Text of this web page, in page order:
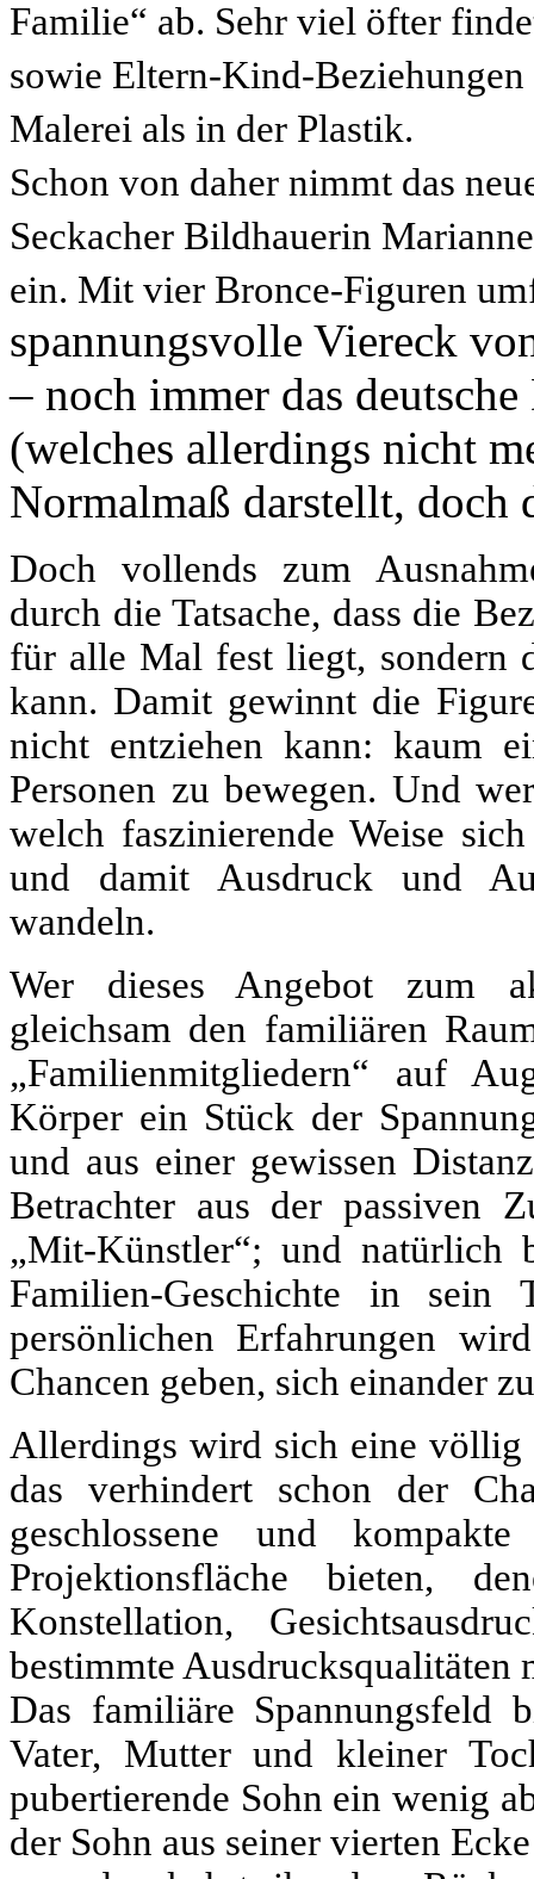
Familie“ ab. Sehr viel öfter
sowie Eltern-Kind-
Malerei als in der Plastik.
Schon von daher nimmt das
Seckacher Bildhauerin
ein. Mit vier Bronce-Figuren
spannungsvolle Viereck
– noch immer das
(welches allerdings nicht
Normalmaß darstellt, doch
Doch vollends zum
durch die Tatsache, dass die
für alle Mal fest liegt, sondern
kann. Damit gewinnt die
nicht entziehen kann: kaum
Personen zu bewegen. Und
welch faszinierende Weise
und damit Ausdruck und
wandeln.
Wer dieses Angebot zum
gleichsam den familiären
„Familienmitgliedern“ auf
Körper ein Stück der
und aus einer gewissen
Betrachter aus der passiven
„Mit-Künstler“; und natürlich
Familien-Geschichte in
persönlichen Erfahrungen
Chancen geben, sich einander
Allerdings wird sich eine völlig
das verhindert schon der
geschlossene und
Projektionsfläche bieten,
Konstellation,
bestimmte Ausdrucksqualitäten
Das familiäre Spannungsfeld
Vater, Mutter und kleiner
pubertierende Sohn ein wenig
der Sohn aus seiner vierten